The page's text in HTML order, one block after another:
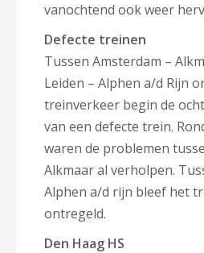
vanochtend ook weer
Defecte treinen
Tussen Amsterdam –
Leiden – Alphen a/d Rijn
treinverkeer begin de
van een defecte trein.
waren de problemen
Alkmaar al verholpen.
Alphen a/d rijn bleef het
ontregeld.
Den Haag HS